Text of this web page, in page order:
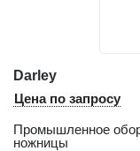
Darley
Цена по запросу
Промышленное
ножницы